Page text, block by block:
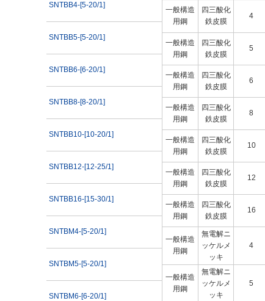
SNTBB4-[5-20/1]
SNTBB5-[5-20/1]
SNTBB6-[6-20/1]
SNTBB8-[8-20/1]
SNTBB10-[10-20/1]
SNTBB12-[12-25/1]
SNTBB16-[15-30/1]
SNTBM4-[5-20/1]
SNTBM5-[5-20/1]
SNTBM6-[6-20/1]
一般構造
用鋼
四三酸化
鉄皮膜
4
一般構造
用鋼
四三酸化
鉄皮膜
5
一般構造
用鋼
四三酸化
鉄皮膜
6
一般構造
用鋼
四三酸化
鉄皮膜
8
一般構造
用鋼
四三酸化
鉄皮膜
10
一般構造
用鋼
四三酸化
鉄皮膜
12
一般構造
用鋼
四三酸化
鉄皮膜
16
一般構造
用鋼
無電解ニ
ッケルメ
ッキ
4
一般構造
用鋼
無電解ニ
ッケルメ
ッキ
5